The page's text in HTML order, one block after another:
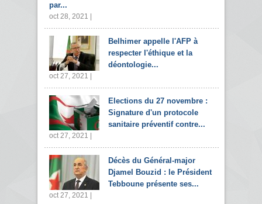
par...
oct 28, 2021 |
Belhimer appelle l'AFP à
respecter l'éthique et la
déontologie...
oct 27, 2021 |
Elections du 27 novembre :
Signature d'un protocole
sanitaire préventif contre...
oct 27, 2021 |
Décès du Général-major
Djamel Bouzid : le Président
Tebboune présente ses...
oct 27, 2021 |